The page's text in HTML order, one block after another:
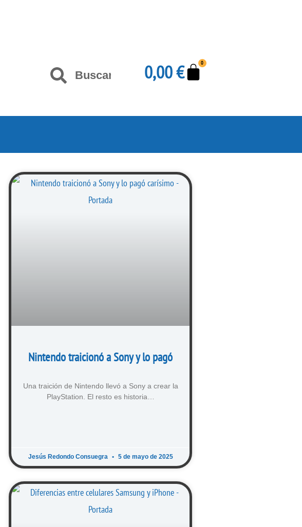
Buscar Buscar 0,00€ 0
Carrito
Nintendo traicionó a Sony y lo pagó
Una traición de Nintendo llevó a Sony a crear la
PlayStation. El resto es historia…
Jesús Redondo Consuegra 5 de mayo de 2025